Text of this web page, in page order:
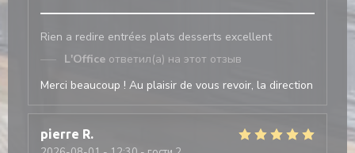
Rien a redire entrées plats desserts excellent
L'Office ответил(а) на этот отзыв
Merci beaucoup ! Au plaisir de vous revoir, la direction
pierre R